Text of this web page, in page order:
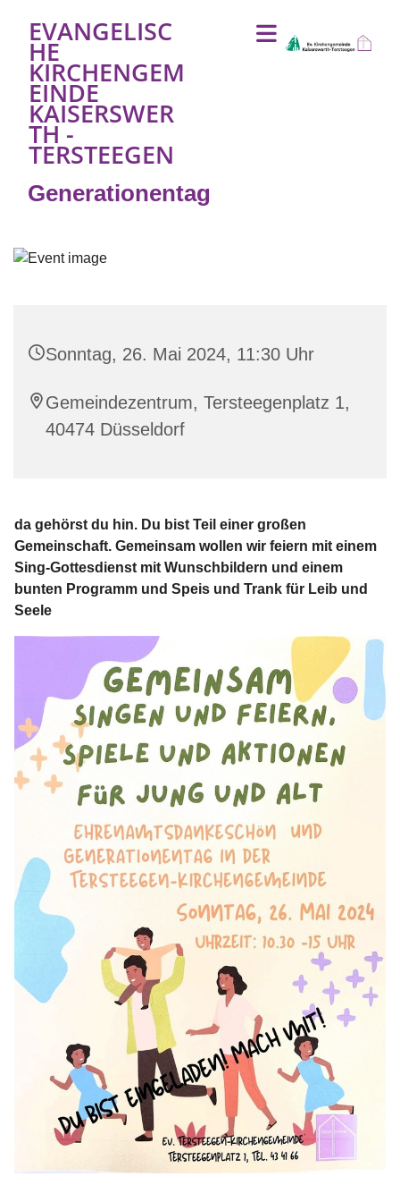
EVANGELISC
HE
KIRCHENGEM
EINDE
KAISERSWER
TH -
TERSTEEGEN
Generationentag
Sonntag, 26. Mai 2024, 11:30 Uhr
Gemeindezentrum, Tersteegenplatz 1,
40474 Düsseldorf
da gehörst du hin. Du bist Teil einer großen
Gemeinschaft. Gemeinsam wollen wir feiern mit einem
Sing-Gottesdienst mit Wunschbildern und einem
bunten Programm und Speis und Trank für Leib und
Seele